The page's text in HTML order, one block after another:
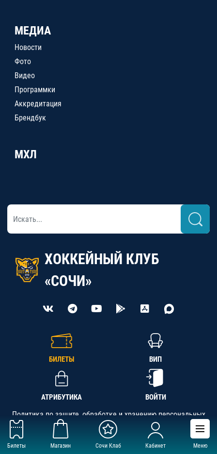
Билеты Магазин Сочи Клаб Кабинет Меню
МЕДИА
Новости
Фото
Видео
Программки
Аккредитация
Брендбук
МХЛ
ХОККЕЙНЫЙ КЛУБ
«СОЧИ»
БИЛЕТЫ ВИП
АТРИБУТИКА ВОЙТИ
Политика по защите, обработке и хранению персональных
данных
АНО «СК «Кубань-Регион», ОГРН 1142300002349,